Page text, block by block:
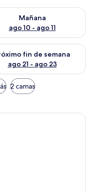
9 - ago 10
Mañana
ago 10 - ago 11
la disponibilidad
semana ago 14 -
fin de semana
ago 21 - ago 23
la disponibilidad
2 camas
de hotel con una cama